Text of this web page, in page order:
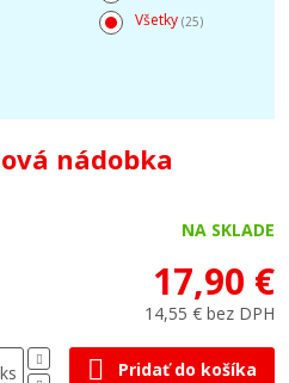
Všetky (25)
nádobka
NA SKLADE
17,90 €
14,55 € bez DPH
ks Pridať do košíka